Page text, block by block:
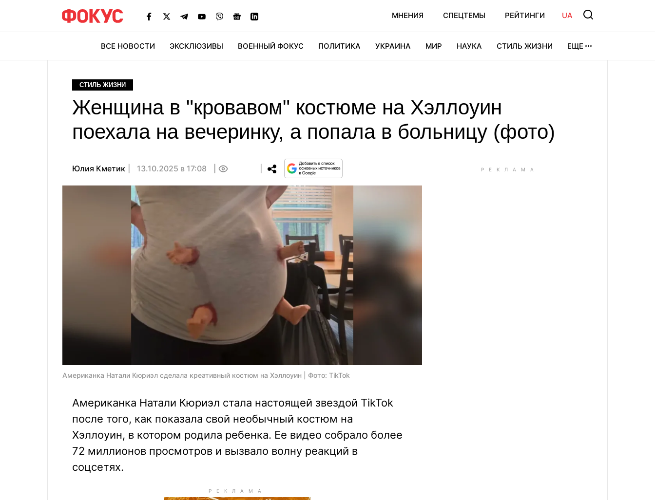
МНЕНИЯ СПЕЦТЕМЫ РЕЙТИНГИ UA
ВСЕ НОВОСТИ ЭКСКЛЮЗИВЫ ВОЕННЫЙ ФОКУС ПОЛИТИКА УКРАИНА МИР НАУКА СТИЛЬ ЖИЗНИ ЕЩЕ
СТИЛЬ ЖИЗНИ
Женщина в "кровавом" костюме на Хэллоуин
поехала на вечеринку, а попала в больницу (фото)
Юлия Кметик 13.10.2025 в 17:08
Американка Натали Кюриэл сделала креативный костюм на Хэллоуин | Фото: TikTok
Американка Натали Кюриэл стала настоящей звездой TikTok
после того, как показала свой необычный костюм на
Хэллоуин, в котором родила ребенка. Ее видео собрало более
72 миллионов просмотров и вызвало волну реакций в
соцсетях.